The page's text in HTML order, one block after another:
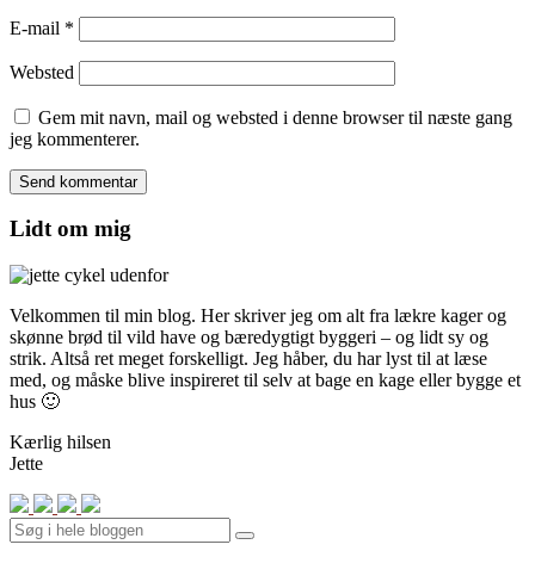
E-mail *
Websted
Gem mit navn, mail og websted i denne browser til næste gang
jeg kommenterer.
Lidt om mig
Velkommen til min blog. Her skriver jeg om alt fra lækre kager og
skønne brød til vild have og bæredygtigt byggeri – og lidt sy og
strik. Altså ret meget forskelligt. Jeg håber, du har lyst til at læse
med, og måske blive inspireret til selv at bage en kage eller bygge et
hus 🙂
Kærlig hilsen
Jette
Search